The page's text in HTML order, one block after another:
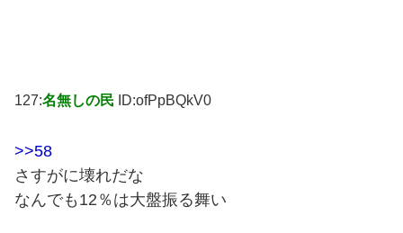
127:名無しの民 ID:ofPpBQkV0
>>58
さすがに壊れだな
なんでも12％は大盤振る舞い